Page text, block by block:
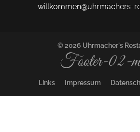
willkommen@uhrmachers-
© 2026 Uhrmacher's
Footer-02-
Links Impressum